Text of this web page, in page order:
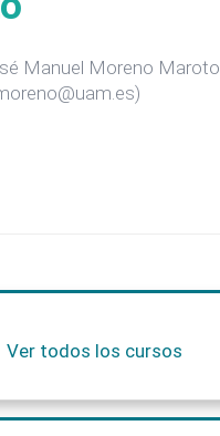
Manuel Moreno Maroto
Ver todos los cursos